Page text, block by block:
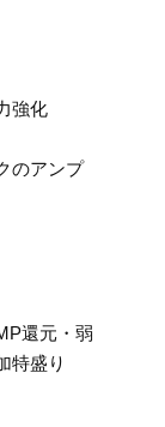
強化
のアンプ
還元・弱
特盛り